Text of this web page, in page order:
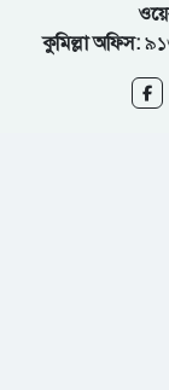
কুমিল্লা অফিস: